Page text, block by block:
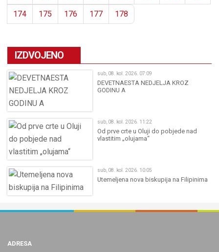
174 175 176 177 178
IZDVOJENO
sub, 08. kol. 2026. 07:09
DEVETNAESTA NEDJELJA KROZ
GODINU A
sub, 08. kol. 2026. 11:22
Od prve crte u Oluji do pobjede nad
vlastitim „olujama“
sub, 08. kol. 2026. 10:05
Utemeljena nova biskupija na Filipinima
ADRESA